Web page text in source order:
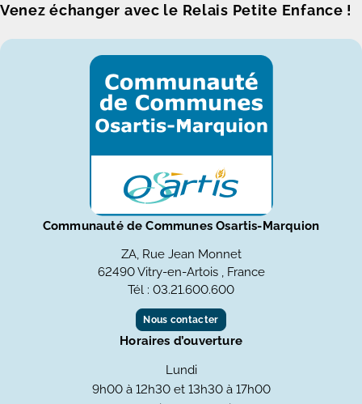
Venez échanger avec le Relais Petite Enfance !
Communauté de Communes Osartis-Marquion
ZA, Rue Jean Monnet
62490 Vitry-en-Artois , France
Tél : 03.21.600.600
Nous contacter
Horaires d’ouverture
Lundi
9h00 à 12h30 et 13h30 à 17h00